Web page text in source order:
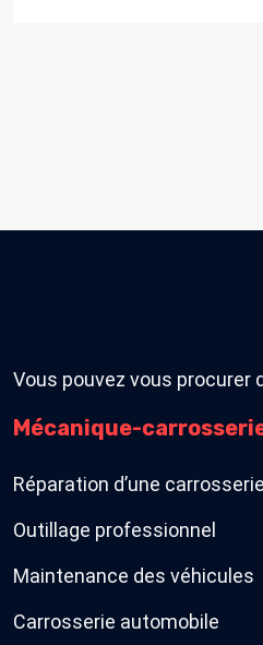
Vous pouvez vous procurer
Mécanique-
Réparation d’une carrosserie
Outillage professionnel
Maintenance des véhicules
Carrosserie automobile